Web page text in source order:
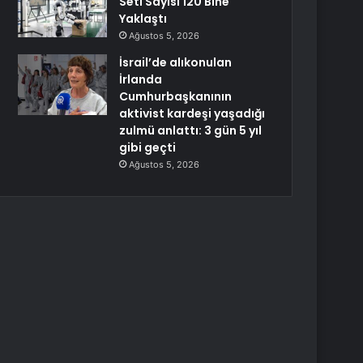
Yaklaştı
Ağustos 5, 2026
İsrail’de alıkonulan
İrlanda
Cumhurbaşkanının
aktivist kardeşi yaşadığı
zulmü anlattı: 3 gün 5 yıl
gibi geçti
Ağustos 5, 2026